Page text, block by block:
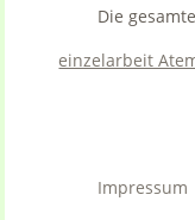
Die
einzelarbeit
Impressum